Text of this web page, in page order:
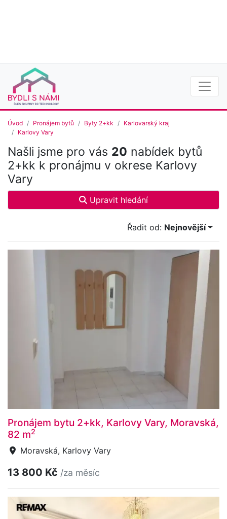
Úvod Pronájem bytů Byty 2+kk
Karlovarský kraj
Karlovy Vary
Našli jsme pro vás 20 nabídek bytů
2+kk k pronájmu v okrese Karlovy
Vary
Upravit hledání
Řadit od: Nejnovější
Pronájem bytu 2+kk, Karlovy Vary, Moravská,
82 m2
Moravská, Karlovy Vary
13 800 Kč /za měsíc